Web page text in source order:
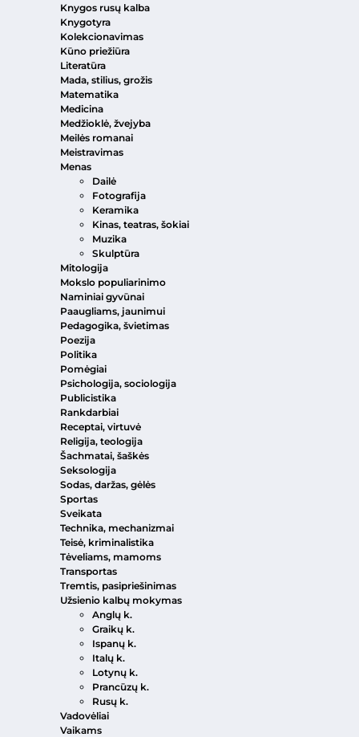
Knygos rusų kalba
Knygotyra
Kolekcionavimas
Kūno priežiūra
Literatūra
Mada, stilius, grožis
Matematika
Medicina
Medžioklė, žvejyba
Meilės romanai
Meistravimas
Menas
Dailė
Fotografija
Keramika
Kinas, teatras, šokiai
Muzika
Skulptūra
Mitologija
Mokslo populiarinimo
Naminiai gyvūnai
Paaugliams, jaunimui
Pedagogika, švietimas
Poezija
Politika
Pomėgiai
Psichologija, sociologija
Publicistika
Rankdarbiai
Receptai, virtuvė
Religija, teologija
Šachmatai, šaškės
Seksologija
Sodas, daržas, gėlės
Sportas
Sveikata
Technika, mechanizmai
Teisė, kriminalistika
Tėveliams, mamoms
Transportas
Tremtis, pasipriešinimas
Užsienio kalbų mokymas
Anglų k.
Graikų k.
Ispanų k.
Italų k.
Lotynų k.
Prancūzų k.
Rusų k.
Vadovėliai
Vaikams